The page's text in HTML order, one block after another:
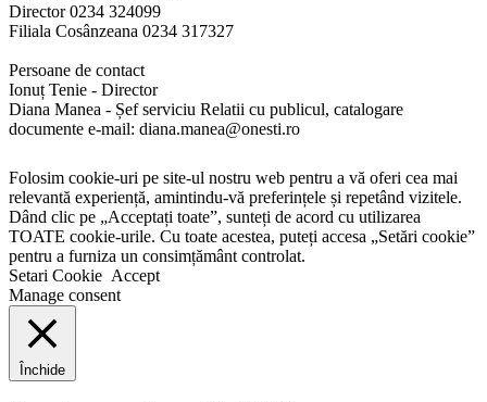
Director 0234 324099
Filiala Cosânzeana 0234 317327
Persoane de contact
Ionuț Tenie - Director
Diana Manea - Șef serviciu Relatii cu publicul, catalogare
documente e-mail: diana.manea@onesti.ro
Folosim cookie-uri pe site-ul nostru web pentru a vă oferi cea mai
relevantă experiență, amintindu-vă preferințele și repetând vizitele.
Dând clic pe „Acceptați toate”, sunteți de acord cu utilizarea
TOATE cookie-urile. Cu toate acestea, puteți accesa „Setări cookie”
pentru a furniza un consimțământ controlat.
Setari Cookie Accept
Manage consent
Închide